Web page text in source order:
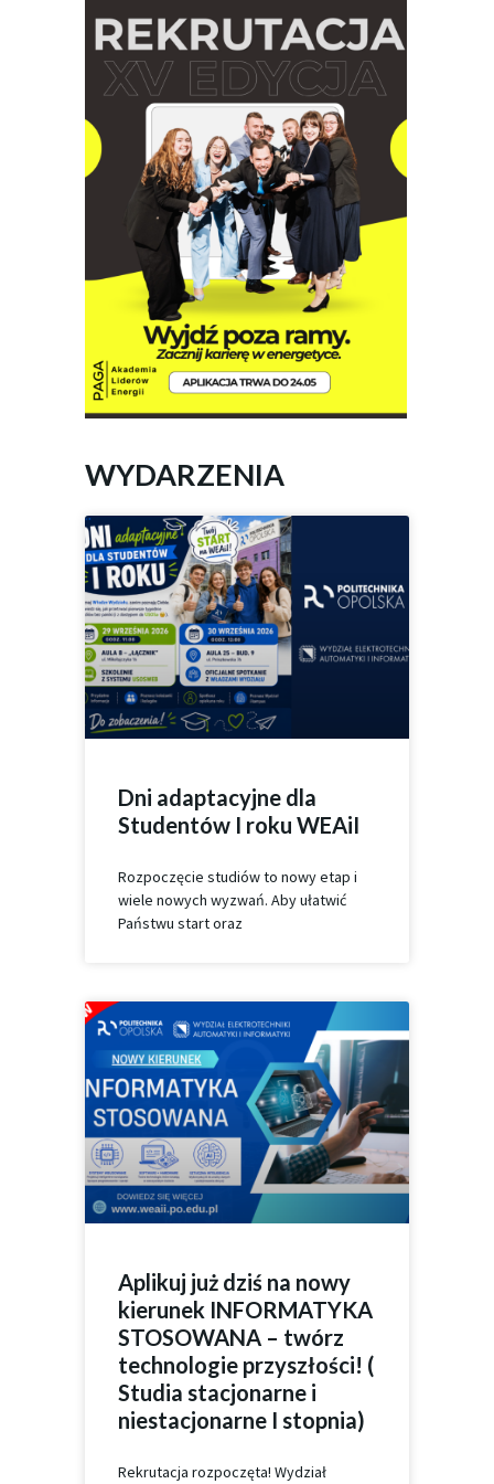
WYDARZENIA
Dni adaptacyjne dla
Studentów I roku WEAiI
Rozpoczęcie studiów to nowy etap i
wiele nowych wyzwań. Aby ułatwić
Państwu start oraz
Aplikuj już dziś na nowy
kierunek INFORMATYKA
STOSOWANA – twórz
technologie przyszłości! (
Studia stacjonarne i
niestacjonarne I stopnia)
Rekrutacja rozpoczęta! Wydział